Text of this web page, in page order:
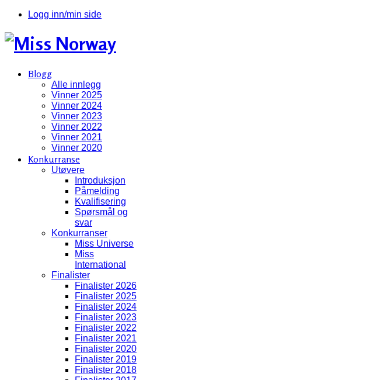
Logg inn/min side
Blogg
Alle innlegg
Vinner 2025
Vinner 2024
Vinner 2023
Vinner 2022
Vinner 2021
Vinner 2020
Konkurranse
Utøvere
Introduksjon
Påmelding
Kvalifisering
Spørsmål og
svar
Konkurranser
Miss Universe
Miss
International
Finalister
Finalister 2026
Finalister 2025
Finalister 2024
Finalister 2023
Finalister 2022
Finalister 2021
Finalister 2020
Finalister 2019
Finalister 2018